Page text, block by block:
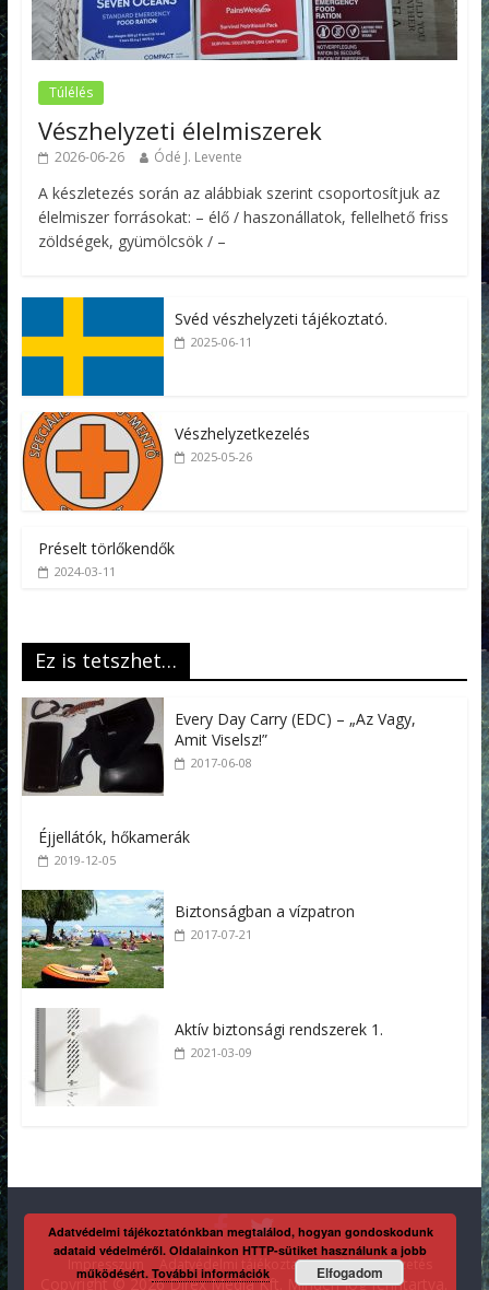
Túlélés
Vészhelyzeti élelmiszerek
2026-06-26 Ódé J. Levente
A készletezés során az alábbiak szerint csoportosítjuk az
élelmiszer forrásokat: – élő / haszonállatok, fellelhető friss
zöldségek, gyümölcsök / –
Svéd vészhelyzeti tájékoztató.
2025-06-11
Vészhelyzetkezelés
2025-05-26
Préselt törlőkendők
2024-03-11
Ez is tetszhet…
Every Day Carry (EDC) – „Az Vagy,
Amit Viselsz!”
2017-06-08
Éjjellátók, hőkamerák
2019-12-05
Biztonságban a vízpatron
2017-07-21
Aktív biztonsági rendszerek 1.
2021-03-09
Adatvédelmi tájékoztató Kaliber előfizetés
Copyright © 2026 Direx Média Kft. Minden jog fenntartva.
Adatvédelmi tájékoztatónkban megtalálod, hogyan gondoskodunk
adataid védelméről. Oldalainkon HTTP-sütiket használunk a jobb
működésért.További információk Elfogadom